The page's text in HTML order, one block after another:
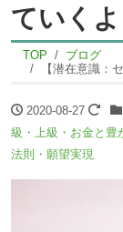
ていくよ
TOP
ブログ
【潜在意識：セミナー体
2020-08-27
級・上級・お金と豊
法則・願望実現